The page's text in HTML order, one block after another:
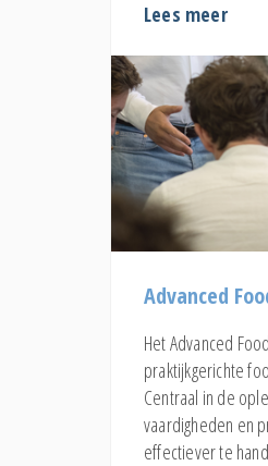
Lees meer
Advanced
Het Advanced
praktijkgerichte
Centraal in de
vaardigheden en
effectiever te